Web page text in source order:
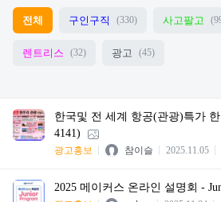
전체 구인구직 (330) 사고팔고
렌트리스 (32) 광고 (45)
한국및 전 세계 항공(관광)특가
4141)
광고홍보 참이슬 2025.11.05
2025 메이커스 온라인 설명회 -